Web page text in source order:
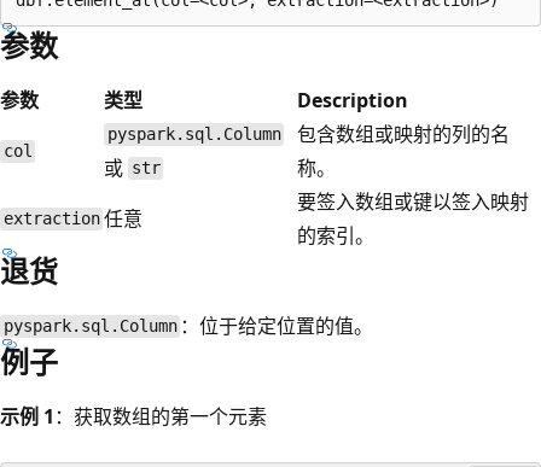
参数
参数 类型 Description
col
pyspark.sql.Column
或 str
包含数组或映射的列的名
称。
extraction 任意
要签入数组或键以签入映射
的索引。
退货
pyspark.sql.Column ：位于给定位置的值。
例子
示例 1 ：获取数组的第一个元素